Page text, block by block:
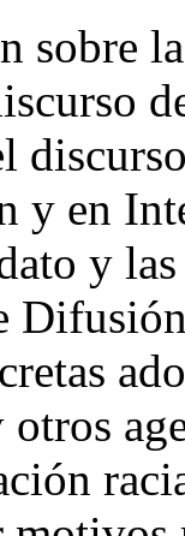
sobre
y en
y